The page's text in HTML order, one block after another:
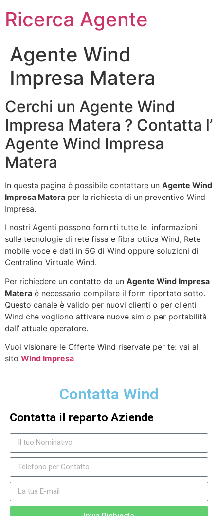
Ricerca Agente
Agente Wind
Impresa Matera
Cerchi un Agente Wind
Impresa Matera ? Contatta l’
Agente Wind Impresa
Matera
In questa pagina è possibile contattare un Agente Wind
Impresa Matera per la richiesta di un preventivo Wind
Impresa.
I nostri Agenti possono fornirti tutte le informazioni
sulle tecnologie di rete fissa e fibra ottica Wind, Rete
mobile voce e dati in 5G di Wind oppure soluzioni di
Centralino Virtuale Wind.
Per richiedere un contatto da un Agente Wind Impresa
Matera è necessario compilare il form riportato sotto.
Questo canale è valido per nuovi clienti o per clienti
Wind che vogliono attivare nuove sim o per portabilità
dall’ attuale operatore.
Vuoi visionare le Offerte Wind riservate per te: vai al
sito Wind Impresa
Contatta Wind
Contatta il reparto Aziende